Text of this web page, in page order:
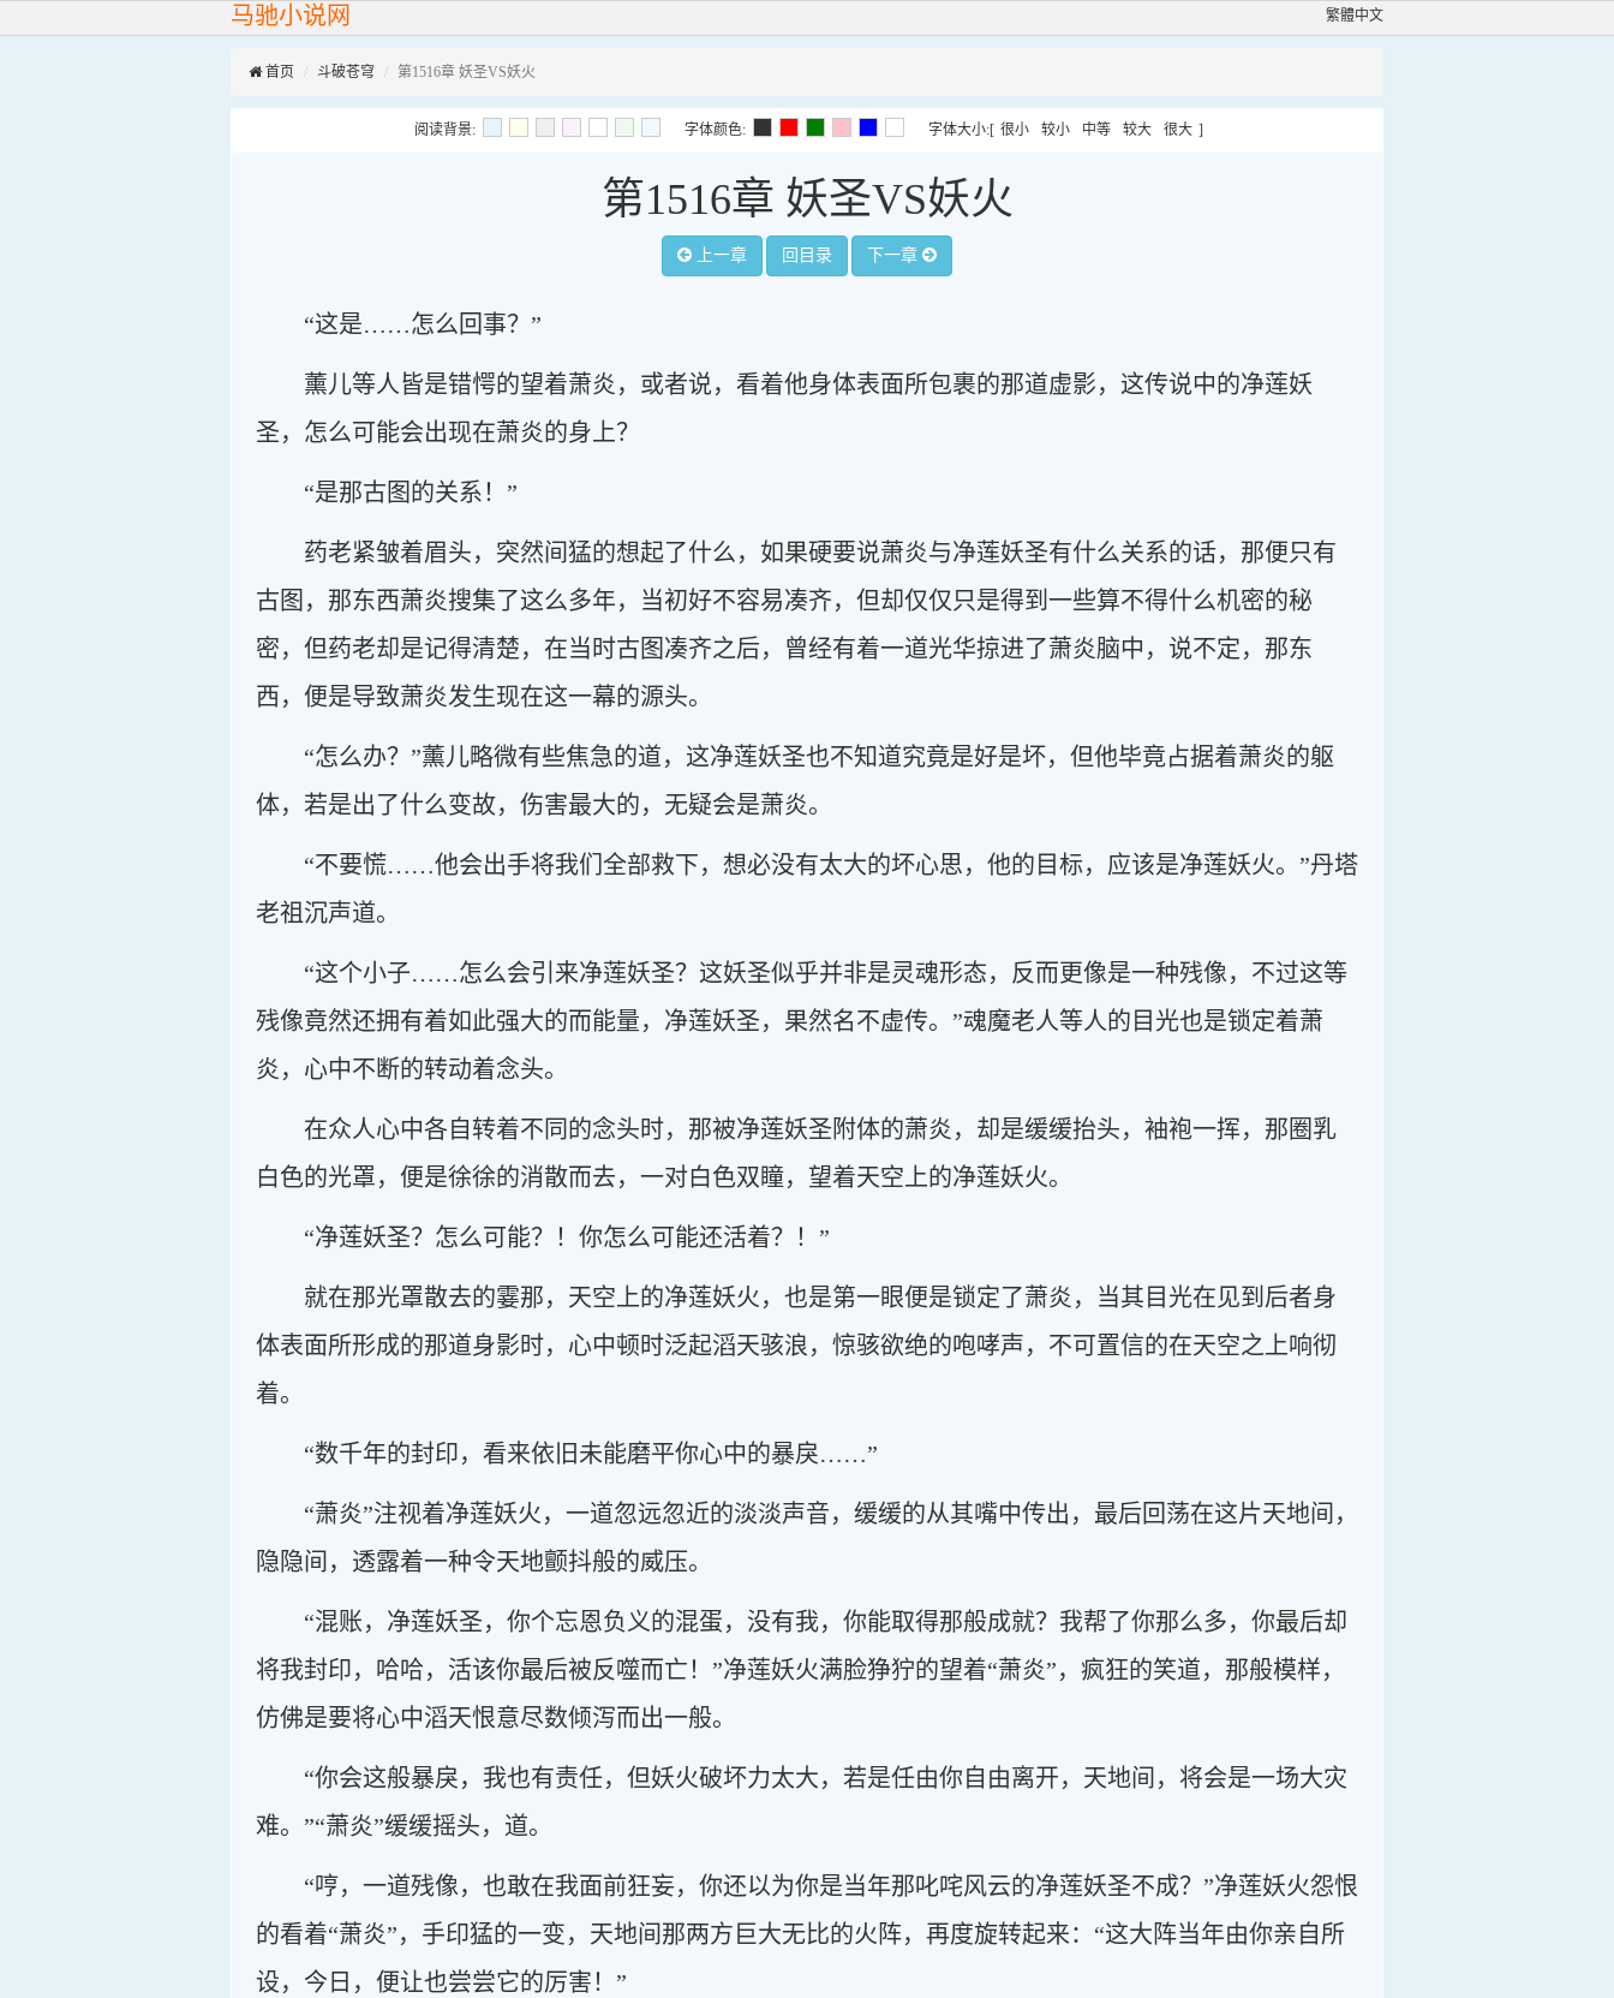
马驰小说网 繁體中文
首页 斗破苍穹 第1516章 妖圣VS妖火
阅读背景: 字体颜色: 字体大小:[ 很小 较小 中等 较大 很大 ]
第1516章 妖圣VS妖火
上一章 回目录 下一章
“这是……怎么回事？”
薰儿等人皆是错愕的望着萧炎，或者说，看着他身体表面所包裹的那道虚影，这传说中的净莲妖
圣，怎么可能会出现在萧炎的身上？
“是那古图的关系！”
药老紧皱着眉头，突然间猛的想起了什么，如果硬要说萧炎与净莲妖圣有什么关系的话，那便只有
古图，那东西萧炎搜集了这么多年，当初好不容易凑齐，但却仅仅只是得到一些算不得什么机密的秘
密，但药老却是记得清楚，在当时古图凑齐之后，曾经有着一道光华掠进了萧炎脑中，说不定，那东
西，便是导致萧炎发生现在这一幕的源头。
“怎么办？”薰儿略微有些焦急的道，这净莲妖圣也不知道究竟是好是坏，但他毕竟占据着萧炎的躯
体，若是出了什么变故，伤害最大的，无疑会是萧炎。
“不要慌……他会出手将我们全部救下，想必没有太大的坏心思，他的目标，应该是净莲妖火。”丹塔
老祖沉声道。
“这个小子……怎么会引来净莲妖圣？这妖圣似乎并非是灵魂形态，反而更像是一种残像，不过这等
残像竟然还拥有着如此强大的而能量，净莲妖圣，果然名不虚传。”魂魔老人等人的目光也是锁定着萧
炎，心中不断的转动着念头。
在众人心中各自转着不同的念头时，那被净莲妖圣附体的萧炎，却是缓缓抬头，袖袍一挥，那圈乳
白色的光罩，便是徐徐的消散而去，一对白色双瞳，望着天空上的净莲妖火。
“净莲妖圣？怎么可能？！你怎么可能还活着？！”
就在那光罩散去的霎那，天空上的净莲妖火，也是第一眼便是锁定了萧炎，当其目光在见到后者身
体表面所形成的那道身影时，心中顿时泛起滔天骇浪，惊骇欲绝的咆哮声，不可置信的在天空之上响彻
着。
“数千年的封印，看来依旧未能磨平你心中的暴戾……”
“萧炎”注视着净莲妖火，一道忽远忽近的淡淡声音，缓缓的从其嘴中传出，最后回荡在这片天地间，
隐隐间，透露着一种令天地颤抖般的威压。
“混账，净莲妖圣，你个忘恩负义的混蛋，没有我，你能取得那般成就？我帮了你那么多，你最后却
将我封印，哈哈，活该你最后被反噬而亡！”净莲妖火满脸狰狞的望着“萧炎”，疯狂的笑道，那般模样，
仿佛是要将心中滔天恨意尽数倾泻而出一般。
“你会这般暴戾，我也有责任，但妖火破坏力太大，若是任由你自由离开，天地间，将会是一场大灾
难。”“萧炎”缓缓摇头，道。
“哼，一道残像，也敢在我面前狂妄，你还以为你是当年那叱咤风云的净莲妖圣不成？”净莲妖火怨恨
的看着“萧炎”，手印猛的一变，天地间那两方巨大无比的火阵，再度旋转起来：“这大阵当年由你亲自所
设，今日，便让也尝尝它的厉害！”